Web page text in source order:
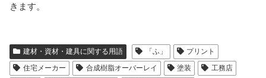
きます。
建材・資材・建具に関する用語 「ふ」
プリント
住宅メーカー
合成樹脂オーバーレイ 塗装
工務店